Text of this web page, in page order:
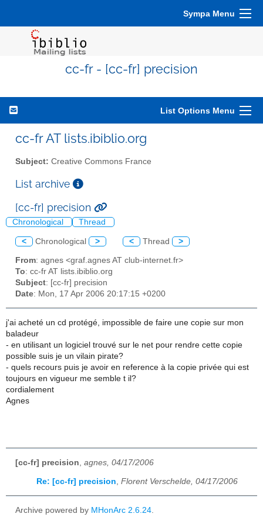
Sympa Menu
cc-fr - [cc-fr] precision
List Options Menu
cc-fr AT lists.ibiblio.org
Subject: Creative Commons France
List archive
[cc-fr] precision
Chronological Thread
< Chronological > < Thread >
From: agnes <graf.agnes AT club-internet.fr>
To: cc-fr AT lists.ibiblio.org
Subject: [cc-fr] precision
Date: Mon, 17 Apr 2006 20:17:15 +0200
j'ai acheté un cd protégé, impossible de faire une copie sur mon
baladeur
- en utilisant un logiciel trouvé sur le net pour rendre cette copie
possible suis je un vilain pirate?
- quels recours puis je avoir en reference à la copie privée qui est
toujours en vigueur me semble t il?
cordialement
Agnes
[cc-fr] precision agnes, 04/17/2006
Re: [cc-fr] precision, Florent Verschelde, 04/17/2006
Archive powered by MHonArc 2.6.24.